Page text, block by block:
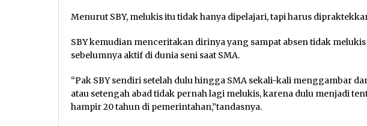
Menurut SBY, melukis itu tidak hanya dipelajari, tapi harus
SBY kemudian menceritakan dirinya yang sampat absen tidak melukis
sebelumnya aktif di dunia seni saat SMA.
“Pak SBY sendiri setelah dulu hingga SMA sekali-kali menggambar
atau setengah abad tidak pernah lagi melukis, karena dulu menjadi
hampir 20 tahun di pemerintahan,”tandasnya.